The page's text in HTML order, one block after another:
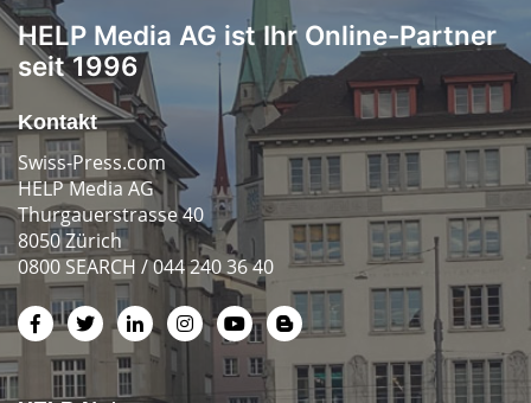
HELP Media AG ist Ihr Online-Partner
seit 1996
Kontakt
Swiss-Press.com
HELP Media AG
Thurgauerstrasse 40
8050 Zürich
0800 SEARCH / 044 240 36 40